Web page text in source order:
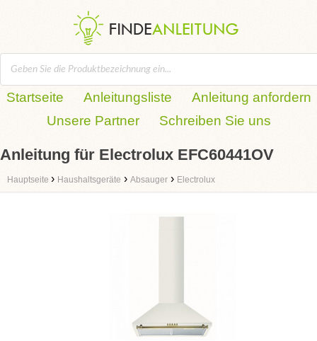
Startseite Anleitungsliste
Anleitung anfordern
Unsere Partner
Schreiben Sie uns
Anleitung für Electrolux EFC60441OV
Hauptseite › Haushaltsgeräte › Absauger › Electrolux